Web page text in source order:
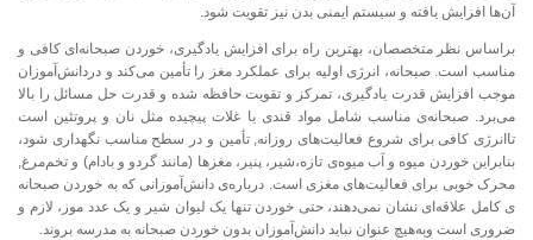
آن‌ها افزایش یافته و سیستم ایمنی بدن نیز تقویت شود.
براساس نظر متخصصان، بهترین راه برای افزایش یادگیری، خوردن صبحانه‌ای کافی و
مناسب است. صبحانه، انرژی اولیه برای عملکرد مغز را تأمین می‌کند و دردانش‌آموزان
موجب افزایش قدرت یادگیری، تمرکز و تقویت حافظه شده و قدرت حل مسائل را بالا
می‌برد. صبحانه‌ی مناسب شامل مواد قندی یا غلات پیچیده مثل نان و پروتئین است
تاانرژی کافی برای شروع فعالیت‌های روزانه, تأمین و در سطح مناسب نگهداری شود،
بنابراین خوردن میوه و آب‌ میوه‌ی تازه،شیر، پنیر، مغز‌ها (مانند گردو و بادام) و تخم‌مرغ,
محرک خوبی برای فعالیت‌های مغزی است. درباره‌ی‌ دانش‌آموزانی که به خوردن صبحانه
ی کامل علاقه‌ای نشان نمی‌دهند، حتی خوردن تنها یک لیوان شیر و یک عدد موز، لازم و
ضروری است وبه‌هیچ عنوان نباید دانش‌آموزان بدون خوردن صبحانه به مدرسه بروند.